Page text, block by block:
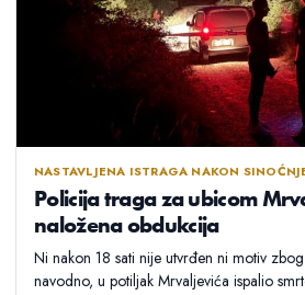
NASTAVLJENA ISTRAGA NAKON
Policija traga za ubicom
naložena obdukcija
Ni nakon 18 sati nije utvrđen ni motiv
navodno, u potiljak Mrvaljevića ispalio